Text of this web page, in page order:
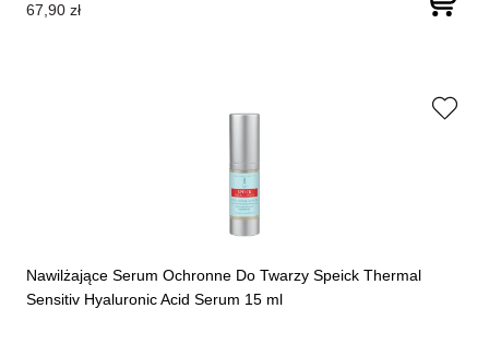
67,90 zł
Nawilżające Serum Ochronne Do Twarzy Speick Thermal
Sensitiv Hyaluronic Acid Serum 15 ml